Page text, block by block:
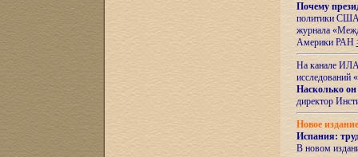
Почему
политики США
журнала
Америки РАН
На канале ИЛА
исследований «
Насколько он
директор
Новое
Испания:
В новом